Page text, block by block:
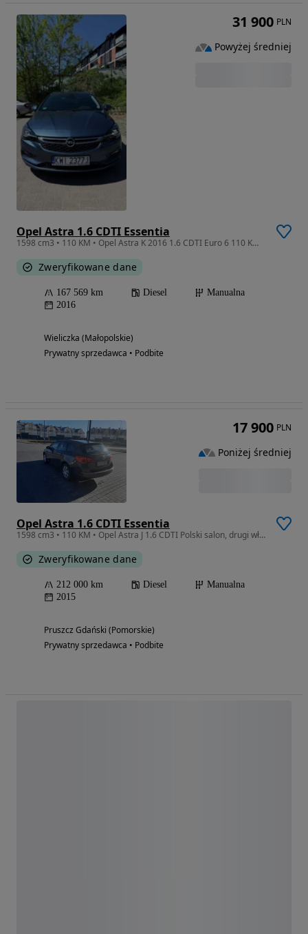
Opel Astra 1.6 CDTI Essentia
1598 cm3 • 110 KM • Opel Astra K 2016 1.6 CDTI Euro 6 110 KM Zamiana
Zweryfikowane dane
167 569 km Diesel
Manualna
2016
Wieliczka (Małopolskie)
Prywatny sprzedawca • Podbite
31 900 PLN
Powyżej średniej
Opel Astra 1.6 CDTI Essentia
1598 cm3 • 110 KM • Opel Astra J 1.6 CDTI Polski salon, drugi właściciel, dwa zestawy opon
Zweryfikowane dane
212 000 km Diesel
Manualna
2015
Pruszcz Gdański (Pomorskie)
Prywatny sprzedawca • Podbite
17 900 PLN
Poniżej średniej